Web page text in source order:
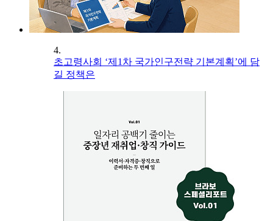
4.
초고령사회 ‘제1차 국가인구전략 기본계획’에 담
길 정책은